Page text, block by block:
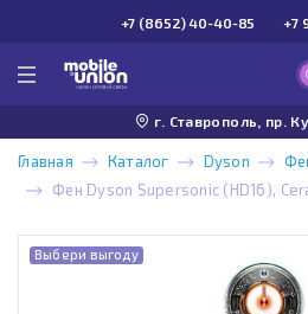
+7 (8652) 40-40-85 +7
г. Ставрополь, пр.
Главная Каталог Dyson
Фен Dyson Supersonic (HD16),
Выбери выгоду